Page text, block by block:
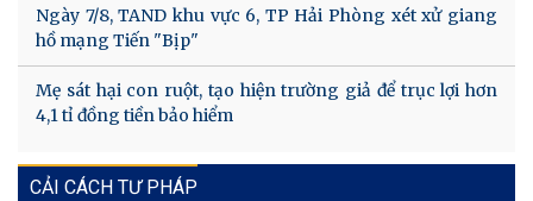
Ngày 7/8, TAND khu vực 6, TP Hải Phòng xét xử giang
hồ mạng Tiến "Bịp"
Mẹ sát hại con ruột, tạo hiện trường giả để trục lợi hơn
4,1 tỉ đồng tiền bảo hiểm
CẢI CÁCH TƯ PHÁP